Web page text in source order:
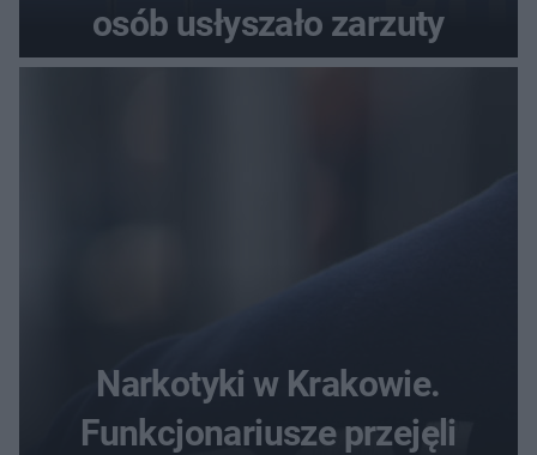
osób usłyszało zarzuty
Narkotyki w Krakowie.
Funkcjonariusze przejęli